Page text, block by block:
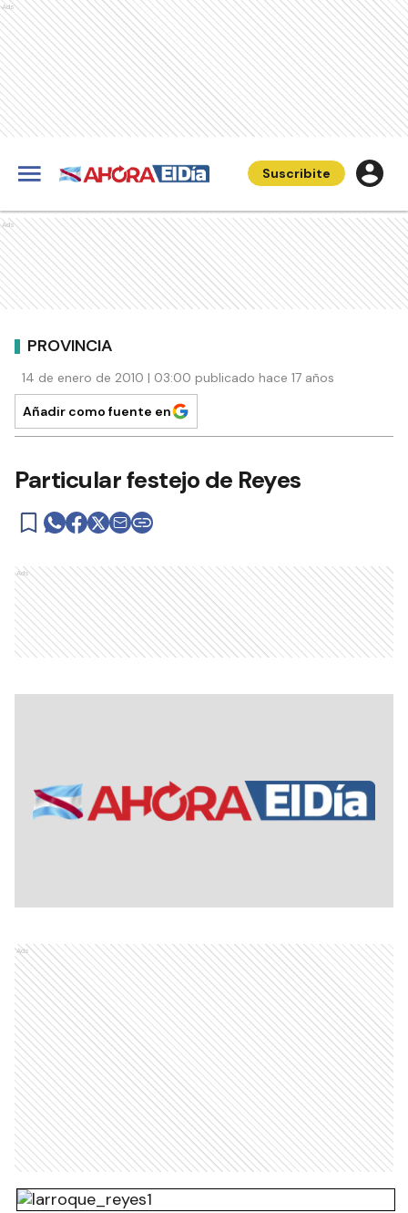
Ads
Suscribite
Ads
PROVINCIA
14 de enero de 2010 | 03:00 publicado hace 17 años
Añadir como fuente en
Particular festejo de Reyes
Ads
Ads